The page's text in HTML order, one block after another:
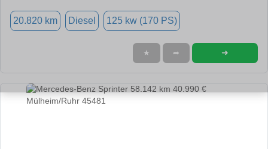
20.820 km Diesel 125 kw (170 PS)
★ ➦ ➜